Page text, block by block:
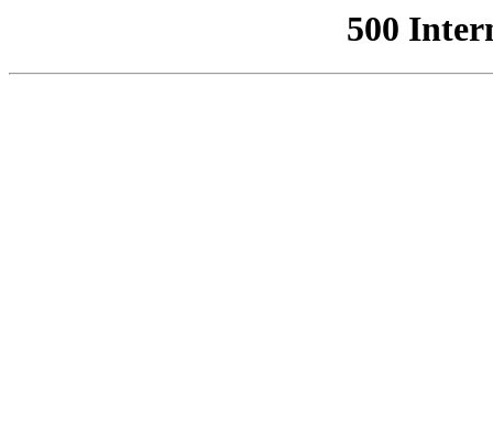
500